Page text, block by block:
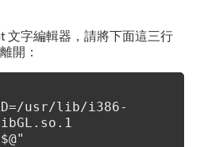
文字編輯器，請將下面這三行
開：
usr/lib/i386-